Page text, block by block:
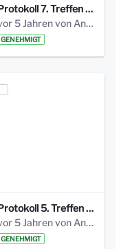
Protokoll 7. Treffen 20150308 AG Bismarckplatz.pdf
vor 5 Jahren von Anni Schlumberger
GENEHMIGT
Protokoll 5. Treffen 20141208 AG Bismarkplatz.pdf
vor 5 Jahren von Anni Schlumberger
GENEHMIGT